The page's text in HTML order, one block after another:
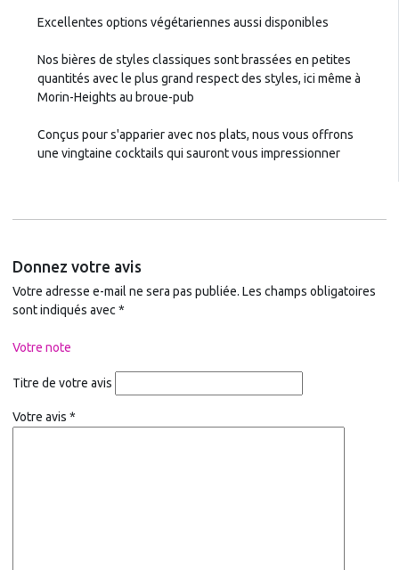
Excellentes options végétariennes aussi disponibles
Nos bières de styles classiques sont brassées en petites
quantités avec le plus grand respect des styles, ici même à
Morin-Heights au broue-pub
Conçus pour s'apparier avec nos plats, nous vous offrons
une vingtaine cocktails qui sauront vous impressionner
Donnez votre avis
Votre adresse e-mail ne sera pas publiée. Les champs obligatoires
sont indiqués avec *
Votre note
Titre de votre avis
Votre avis *